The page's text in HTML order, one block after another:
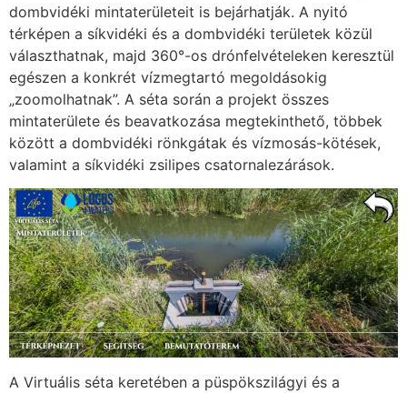
dombvidéki mintaterületeit is bejárhatják. A nyitó
térképen a síkvidéki és a dombvidéki területek közül
választhatnak, majd 360°-os drónfelvételeken keresztül
egészen a konkrét vízmegtartó megoldásokig
„zoomolhatnak”. A séta során a projekt összes
mintaterülete és beavatkozása megtekinthető, többek
között a dombvidéki rönkgátak és vízmosás-kötések,
valamint a síkvidéki zsilipes csatornalezárások.
A Virtuális séta keretében a püspökszilágyi és a